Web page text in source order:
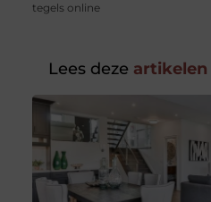
tegels online
Lees deze artikelen